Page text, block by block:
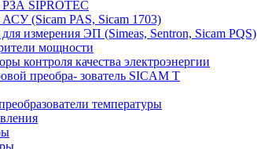
РЗА SIPROTEC
АСУ (Sicam PAS, Sicam 1703)
для измерения ЭП (Simeas, Sentron, Sicam PQS)
мощности
контроля качества электроэнергии
преобра- зователь SICAM T
температуры